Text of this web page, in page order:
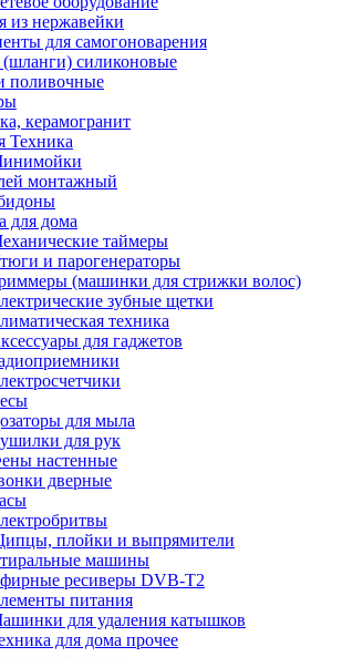
из нержавейки
для самогоноварения
силиконовые
поливочные
керамогранит
Техника
монтажный
для дома
таймеры
и парогенераторы
(машинки для стрижки волос)
зубные щетки
техника
для гаджетов
для мыла
для рук
настенные
дверные
плойки и выпрямители
машины
ресиверы DVB-T2
питания
для удаления катышков
для дома прочее